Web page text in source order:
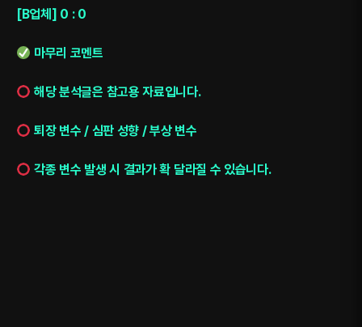
[B업체] 0 : 0
마무리 코멘트
해당 분석글은 참고용 자료입니다.
퇴장 변수 / 심판 성향 / 부상 변수
각종 변수 발생 시 결과가 확 달라질 수 있습니다.